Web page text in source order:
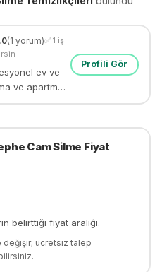
(1 yorum)✅ 1 iş
ev ve
ve apartman
deneyim.
Profili Gör
Cam Silme Fiyat
belirttiği fiyat aralığı.
değişir; ücretsiz talep